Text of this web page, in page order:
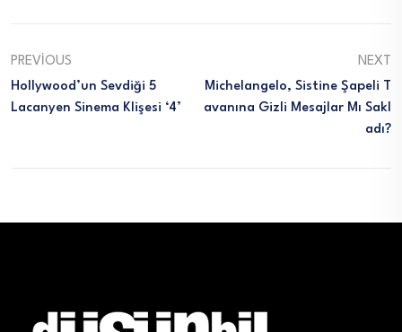
PREVIOUS
Hollywood’un Sevdiği 5
Lacanyen Sinema Klişesi ‘4’
NEXT
Michelangelo, Sistine Şapeli T
Avanına Gizli Mesajlar Mı Sakl
Adı?